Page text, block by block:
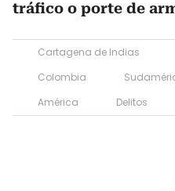
tráfico o porte de
Cartagena de Indias
Colombia
América
Delitos